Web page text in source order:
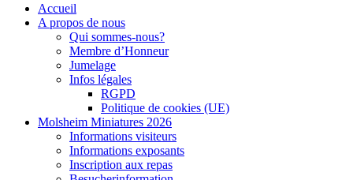
Accueil
A propos de nous
Qui sommes-nous?
Membre d’Honneur
Jumelage
Infos légales
RGPD
Politique de cookies (UE)
Molsheim Miniatures 2026
Informations visiteurs
Informations exposants
Inscription aux repas